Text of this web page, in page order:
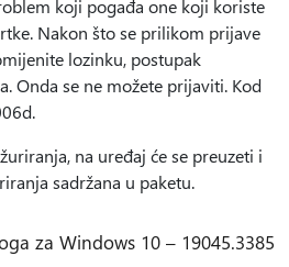
koji pogađa one koji koriste
Nakon što se prilikom prijave
lozinku, postupak
Onda se ne možete prijaviti. Kod
na uređaj će se preuzeti i
sadržana u paketu.
za Windows 10 – 19045.3385